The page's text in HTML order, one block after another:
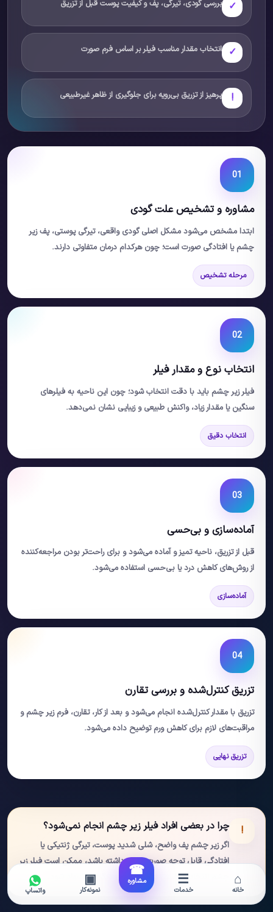
✓ بررسی گودی، تیرگی، پف و کیفیت پوست قبل از تزریق
✓ انتخاب مقدار مناسب فیلر بر اساس فرم صورت
! پرهیز از تزریق بی‌رویه برای جلوگیری از ظاهر غیرطبیعی
01
مشاوره و تشخیص علت گودی
ابتدا مشخص می‌شود مشکل اصلی گودی واقعی، تیرگی پوستی، پف زیر
چشم یا افتادگی صورت است؛ چون هرکدام درمان متفاوتی دارند.
مرحله تشخیص
02
انتخاب نوع و مقدار فیلر
فیلر زیر چشم باید با دقت انتخاب شود؛ چون این ناحیه به فیلرهای
سنگین یا مقدار زیاد، واکنش طبیعی و زیبایی نشان نمی‌دهد.
انتخاب دقیق
03
آماده‌سازی و بی‌حسی
قبل از تزریق، ناحیه تمیز و آماده می‌شود و برای راحت‌تر بودن مراجعه‌کننده
از روش‌های کاهش درد یا بی‌حسی استفاده می‌شود.
آماده‌سازی
04
تزریق کنترل‌شده و بررسی تقارن
تزریق با مقدار کنترل‌شده انجام می‌شود و بعد از کار، تقارن، فرم زیر چشم و
مراقبت‌های لازم برای کاهش ورم توضیح داده می‌شود.
تزریق نهایی
! چرا در بعضی افراد فیلر زیر چشم انجام نمی‌شود؟
اگر زیر چشم پف واضح، شلی شدید پوست، تیرگی ژنتیکی یا
افتادگی قابل توجه صورت وجود داشته باشد، ممکن است فیلر زیر
چشم انتخاب مناسبی نباشد و روش دیگری پیشنهاد شود.
⌂
خانه
☰
خدمات
☎
مشاوره ▣
نمونه‌کار واتساپ